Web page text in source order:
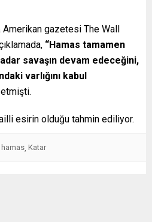
Amerikan gazetesi The Wall
“Hamas tamamen
savaşın devam edeceğini,
varlığını kabul
esirin olduğu tahmin ediliyor.
hamas Katar